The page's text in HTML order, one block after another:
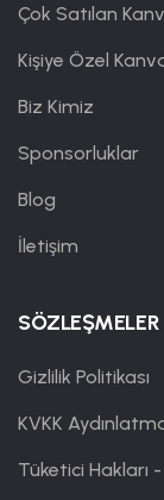
Çok Satılan
Kişiye Özel
Biz Kimiz
Sponsorluklar
Blog
İletişim
SÖZLEŞMELER
Gizlilik Politikası
KVKK
Tüketici Hakları